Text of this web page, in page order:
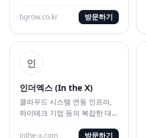
니다
bgrow.co.kr 방문하기
인
인더엑스 (In the X)
클라우드 시스템 연동 인프라,
하이테크 기업 등의 복잡한 대시
직관적으로 풀어내는 대행사
inthe-x.com 방문하기